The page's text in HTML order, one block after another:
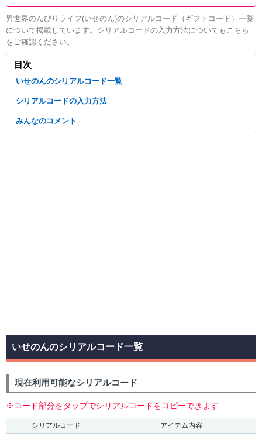
異世界のんびりライフ(いせのん)のシリアルコード（ギフトコード）一覧
について掲載しています。シリアルコードの入力方法についてもこちら
をご確認ください。
目次
いせのんのシリアルコード一覧
シリアルコードの入力方法
みんなのコメント
いせのんのシリアルコード一覧
現在利用可能なシリアルコード
※コード部分をタップでシリアルコードをコピーできます
シリアルコード アイテム内容